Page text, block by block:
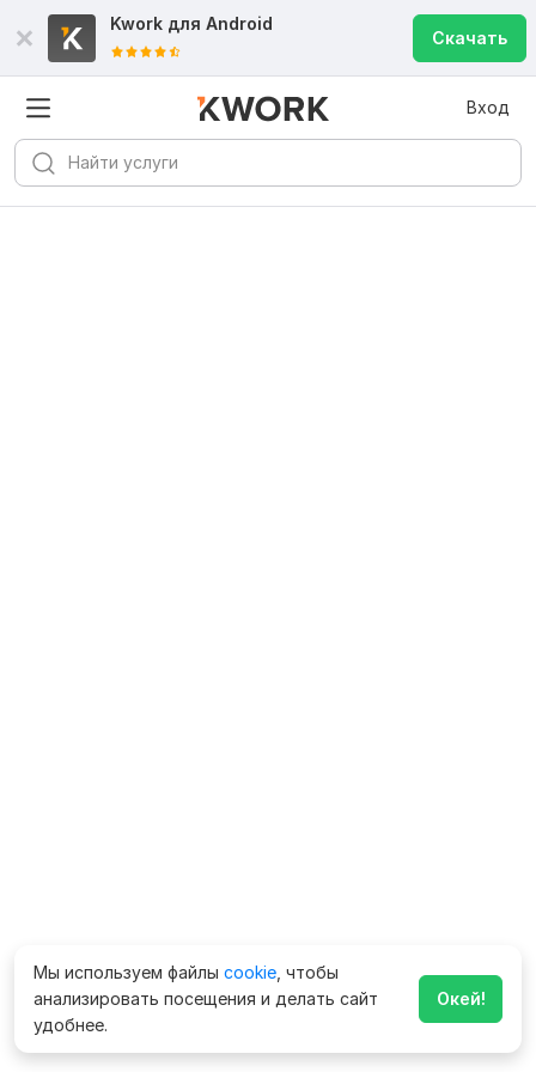
Kwork для Android
Скачать
Вход
Мы используем файлы cookie , чтобы
анализировать посещения и делать сайт
удобнее.
Окей!